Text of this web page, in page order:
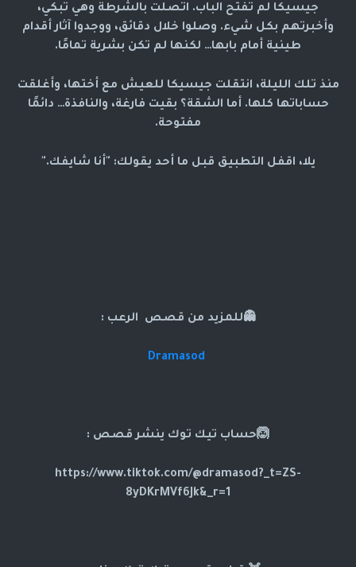
جيسيكا لم تفتح الباب. اتصلت بالشرطة وهي تبكي،
وأخبرتهم بكل شيء. وصلوا خلال دقائق، ووجدوا آثار أقدام
طينية أمام بابها… لكنها لم تكن بشرية تمامًا.
منذ تلك الليلة، انتقلت جيسيكا للعيش مع أختها، وأغلقت
حساباتها كلها. أما الشقة؟ بقيت فارغة، والنافذة… دائمًا
مفتوحة.
يلا، اقفل التطبيق قبل ما أحد يقولك: "أنا شايفك."
👻للمزيد من قصص الرعب :
Dramasod
🙆حساب تيك توك ينشر قصص :
https://www.tiktok.com/@dramasod?_t=ZS-
8yDKrMVf6Jk&_r=1